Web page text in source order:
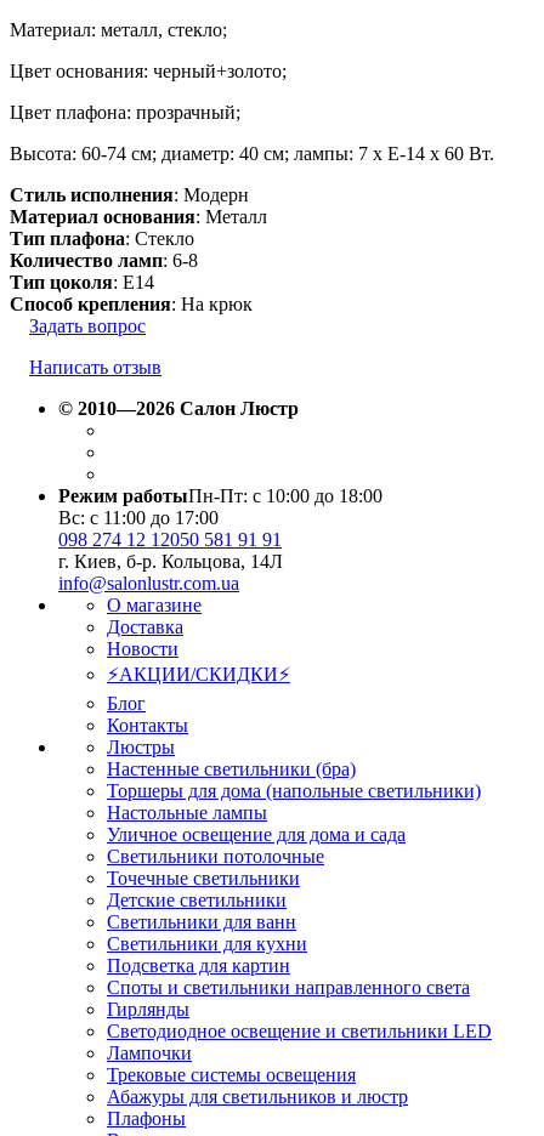
Материал: металл, стекло;
Цвет основания: черный+золото;
Цвет плафона: прозрачный;
Высота: 60-74 см; диаметр: 40 см; лампы: 7 х Е-14 х 60 Вт.
Стиль исполнения: Модерн
Материал основания: Металл
Тип плафона: Стекло
Количество ламп: 6-8
Тип цоколя: E14
Способ крепления: На крюк
Задать вопрос
Написать отзыв
© 2010—2026 Салон Люстр
Режим работыПн-Пт: с 10:00 до 18:00
Вс: с 11:00 до 17:00
098 274 12 12050 581 91 91
г. Киев, б-р. Кольцова, 14Л
info@salonlustr.com.ua
О магазине
Доставка
Новости
⚡АКЦИИ/СКИДКИ⚡
Блог
Контакты
Люстры
Настенные светильники (бра)
Торшеры для дома (напольные светильники)
Настольные лампы
Уличное освещение для дома и сада
Светильники потолочные
Точечные светильники
Детские светильники
Светильники для ванн
Светильники для кухни
Подсветка для картин
Споты и светильники направленного света
Гирлянды
Светодиодное освещение и светильники LED
Лампочки
Трековые системы освещения
Абажуры для светильников и люстр
Плафоны